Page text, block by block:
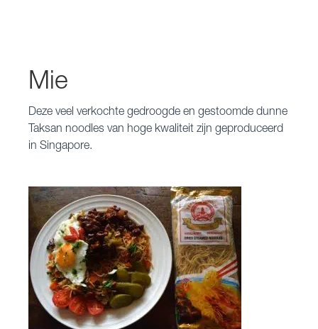
Mie
Deze veel verkochte gedroogde en gestoomde dunne
Taksan noodles van hoge kwaliteit zijn geproduceerd
in Singapore.